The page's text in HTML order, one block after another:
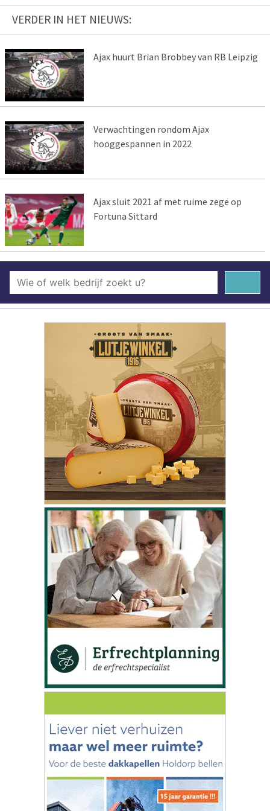
VERDER IN HET NIEUWS:
Ajax huurt Brian Brobbey van RB Leipzig
Verwachtingen rondom Ajax
hooggespannen in 2022
Ajax sluit 2021 af met ruime zege op
Fortuna Sittard